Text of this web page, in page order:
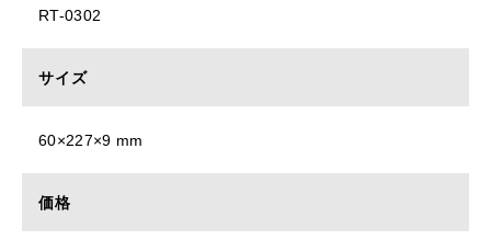
RT-0302
サイズ
60×227×9 mm
価格